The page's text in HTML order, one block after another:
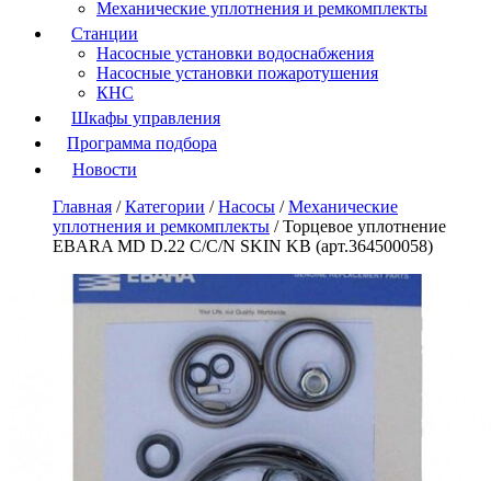
Механические уплотнения и ремкомплекты
Станции
Насосные установки водоснабжения
Насосные установки пожаротушения
КНС
Шкафы управления
Программа подбора
Новости
Главная /Категории /Насосы /Механические
уплотнения и ремкомплекты /Торцевое уплотнение
EBARA MD D.22 C/C/N SKIN KB (арт.364500058)